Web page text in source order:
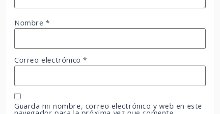
Nombre*
Correo electrónico*
Guarda mi nombre, correo electrónico y web en este